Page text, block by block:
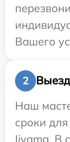
Вашего
2
Наш
сроки
Iiyama. В